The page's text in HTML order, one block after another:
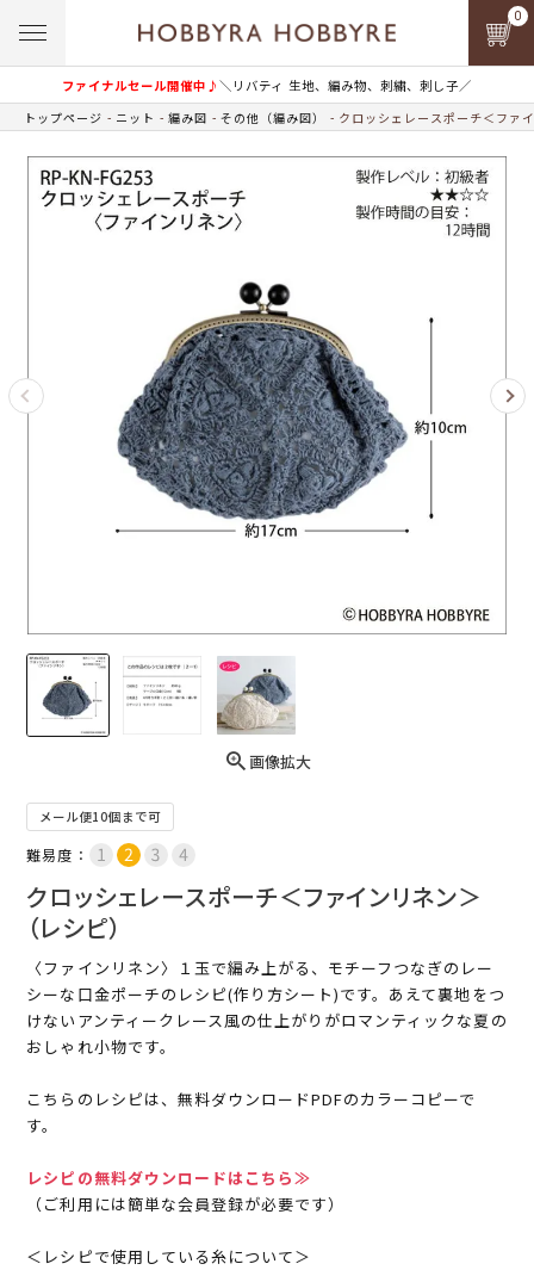
ファイナルセール開催中♪＼リバティ 生地、編み物、刺繍、刺し子／
0
トップページ ニット 編み図 その他（編み図） クロッシェレースポーチ＜ファ
画像拡大
メール便10個まで可
難易度：
クロッシェレースポーチ＜ファインリネン＞
（レシピ）
〈ファインリネン〉１玉で編み上がる、モチーフつなぎのレー
シーな口金ポーチのレシピ(作り方シート)です。あえて裏地をつ
けないアンティークレース風の仕上がりがロマンティックな夏の
おしゃれ小物です。
こちらのレシピは、無料ダウンロードPDFのカラーコピーで
す。
レシピの無料ダウンロードはこちら≫
（ご利用には簡単な会員登録が必要です）
＜レシピで使用している糸について＞